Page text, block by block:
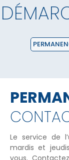
Le service de
mardis et
vous.